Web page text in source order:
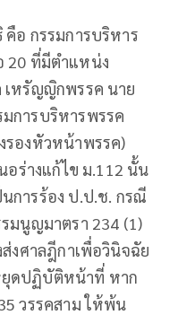
อ กรรมการบริหาร
20 ที่มีตำแหน่ง
เหรัญญิกพรรค นาย
การบริหารพรรค
รองหัวหน้าพรรค)
อร่างแก้ไข ม.112 นั้น
การร้อง ป.ป.ช. กรณี
มนูญมาตรา 234 (1)
งศาลฎีกาเพื่อวินิจฉัย
ดปฏิบัติหน้าที่ หาก
วรรคสาม ให้พ้น